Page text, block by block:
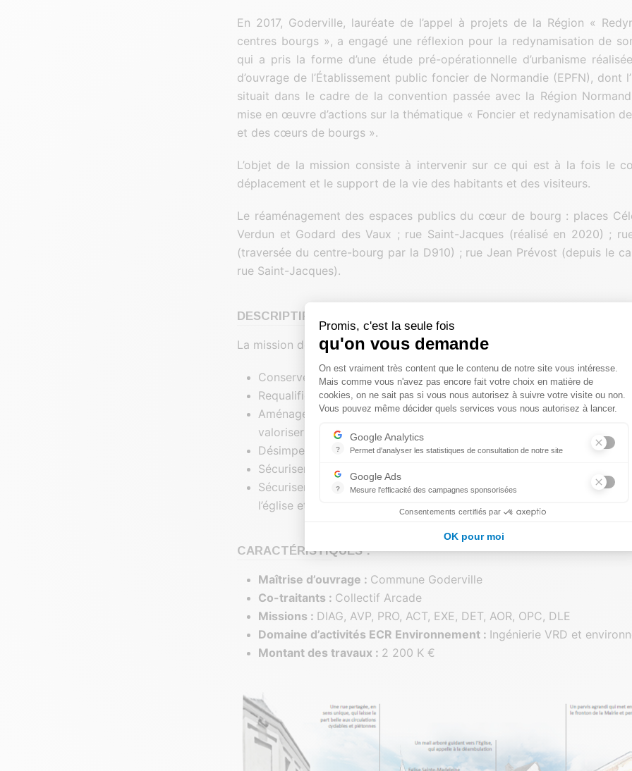
En 2017, Goderville, lauréate de l’appel à projets de la Région «
centres bourgs », a engagé une réflexion pour la redynamisation de
qui a pris la forme d’une étude pré-opérationnelle d’urbanisme
d’ouvrage de l’Établissement public foncier de Normandie (EPFN), dont
situait dans le cadre de la convention passée avec la Région
mise en œuvre d’actions sur la thématique « Foncier et redynamisation
et des cœurs de bourgs ».
L’objet de la mission consiste à intervenir sur ce qui est à la fois le
déplacement et le support de la vie des habitants et des visiteurs.
Le réaménagement des espaces publics du cœur de bourg : places
Verdun et Godard des Vaux ; rue Saint-Jacques (réalisé en 2020) ;
(traversée du centre-bourg par la D910) ; rue Jean Prévost (depuis le
rue Saint-Jacques).
DESCRIPTIF DES MISSIONS :
La mission de maîtrise d’œuvre de ce marché comprend cinq points clés :
Conserver l’identité du bourg ;
Requalifier les flux de circulation et favoriser les déplacements doux ;
Aménager le cœur du village dans l’optique d’améliorer le
valoriser et faire découvrir le patrimoine local ;
Désimperméabiliser les surfaces, créer des îlots de fraîcheur ;
Sécuriser les croisements et les grands axes ;
Sécuriser les flux au croisement du quartier où sont situés les
l’église et l’arrêt de bus.
CARACTÉRISTIQUES :
Maîtrise d’ouvrage : Commune Goderville
Co-traitants : Collectif Arcade
Missions : DIAG, AVP, PRO, ACT, EXE, DET, AOR, OPC, DLE
Domaine d’activités ECR Environnement : Ingénierie VRD et
Montant des travaux : 2 200 K €
Promis, c'est la seule fois
qu'on vous demande
Plateforme de Gestion du
On est vraiment très content que le contenu de notre site vous intéresse.
Mais comme vous n'avez pas encore fait votre choix en matière de
cookies, on ne sait pas si vous nous autorisez à suivre votre visite ou non.
Vous pouvez même décider quels services vous nous autorisez à lancer.
?
Google Analytics
Permet d'analyser les statistiques de consultation de notre site
?
Google Ads
Mesure l'efficacité des campagnes sponsorisées
Consentements certifiés par
OK pour moi